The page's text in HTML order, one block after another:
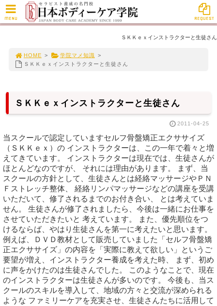
ＳＫＫｅｘインストラクターと生徒さん
HOME > 学院マメ知識
>
ＳＫＫｅｘインストラクターと生徒さん
ＳＫＫｅｘインストラクターと生徒さん
2011-04-25
当スクールで認定していますセルフ骨盤矯正エクササイズ
（ＳＫＫｅｘ）の インストラクターは、この一年で着々と増
えてきています。 インストラクターは現在では、生徒さんが
ほとんどなのですが、 それには理由があります。 まず、当
スクールの方針として、生徒さんとは経絡マッサージやＰＮ
Ｆストレッチ整体、 経絡リンパマッサージなどの講座を受講
いただいて、修了されるまでのお付き合い、 とは考えていま
せん。 生徒さんが修了されましたら、今後は一緒にお仕事を
させていただきたいと 考えています。 また、優先順位をつ
けるならば、やはり生徒さんを第一に考えたいと思います。
例えば、ＤＶＤ教材として販売していました「セルフ骨盤矯
正エクササイズ」の内容を「実際に教えて欲しい」というご
要望が増え、インストラクター養成を考えた時、 まず、初め
に声をかけたのは生徒さんでした。 このようなことで、現在
のインストラクターは生徒さんが多いのです。 今後も、当ス
クールのスキルを導入して、地域の方々と交流が深められる
ような ファミリーケアを充実させ、生徒さんたちに活用して
MENU REQUEST